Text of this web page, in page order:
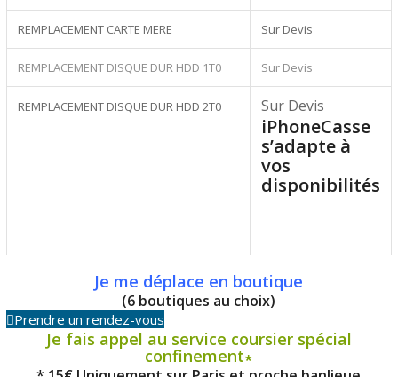
REMPLACEMENT CARTE MERE Sur Devis
REMPLACEMENT DISQUE DUR HDD 1T0 Sur Devis
REMPLACEMENT DISQUE DUR HDD 2T0 Sur Devis
iPhoneCasse
s’adapte à
vos
disponibilités
Je me déplace en boutique
(6 boutiques au choix)
Prendre un rendez-vous
Je fais appel au service coursier spécial
confinement∗